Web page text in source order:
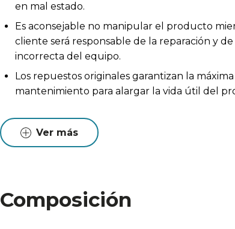
en mal estado.
Es aconsejable no manipular el producto
cliente será responsable de la reparación y
incorrecta del equipo.
Los repuestos originales garantizan la
mantenimiento para alargar la vida útil del
Ver más
Composición